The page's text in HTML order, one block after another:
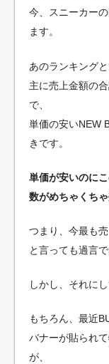
今、スニーカー
ます。
あのランキングと
主に売上金額の
で、
単価の安いNEW
きです。
単価が安いのに
数がめちゃくち
つまり、今最も
と言っても過言
しかし、それに
もちろん、最近
バナーが貼られ
が、